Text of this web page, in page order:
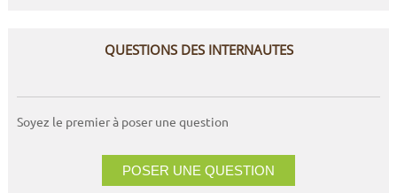
QUESTIONS DES INTERNAUTES
Soyez le premier à poser une question
POSER UNE QUESTION